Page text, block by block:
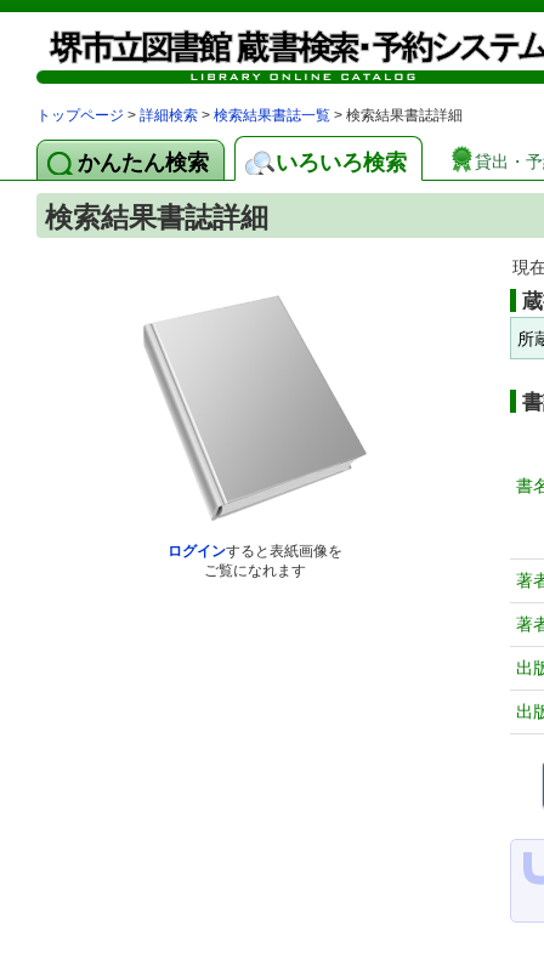
トップページ > 詳細検索 > 検索結果書誌一覧 > 検索結果書誌詳細
かんたん検索 いろいろ検索 貸出・
検索結果書誌詳細
ログインすると表紙画像を
ご覧になれます
現
所
書
著
著
出
出